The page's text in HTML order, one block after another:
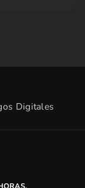
Digitales